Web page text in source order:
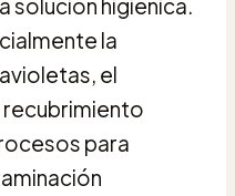
solución higiénica.
la
el
para